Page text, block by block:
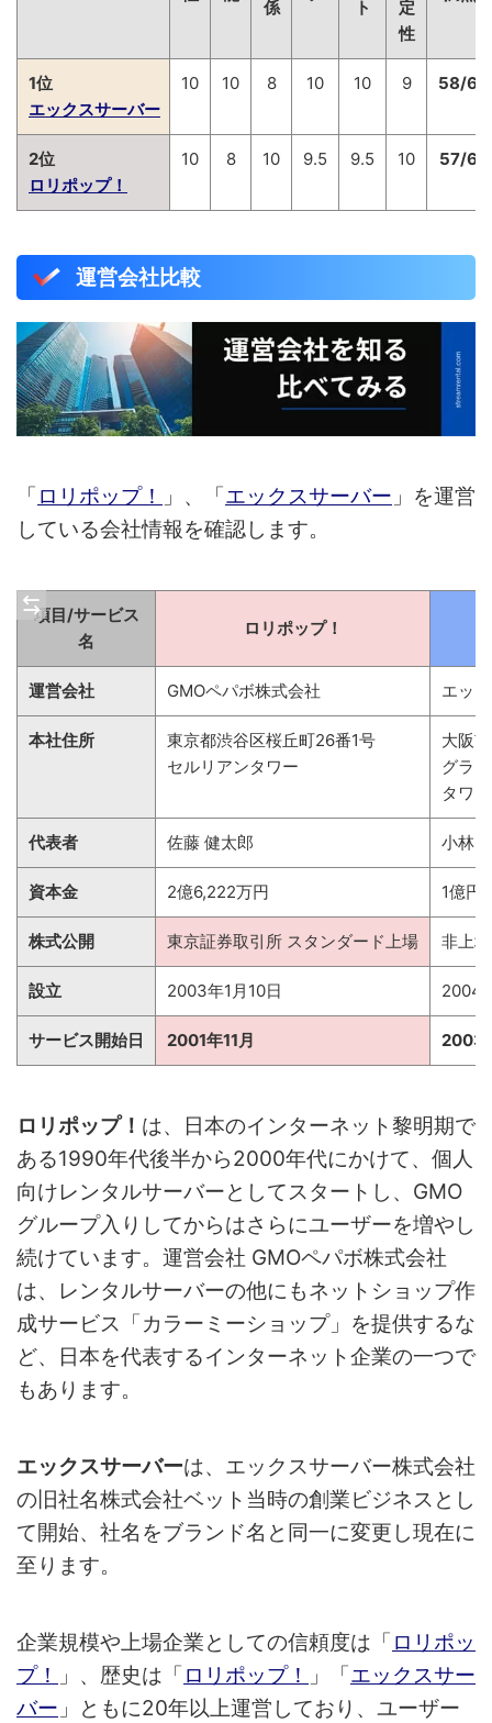
係 ト
定
性
1位
エックスサーバー
10 10 8 10 10 9 58/60
2位
ロリポップ！
10 8 10 9.5 9.5 10 57/60
運営会社比較
「 ロリポップ！ 」、「エックスサーバー 」を運営
している会社情報を確認します。
項目/サービス
名
ロリポップ！
運営会社 GMOペパボ株式会社 エッ
本社住所
東京都渋谷区桜丘町26番1号
セルリアンタワー
大阪
グラ
タワ
代表者 佐藤 健太郎 小林
資本金 2億6,222万円 1億円
株式公開 東京証券取引所 スタンダード上場 非上場
設立 2003年1月10日 2004
サービス開始日 2001年11月 2003
ロリポップ！ は、日本のインターネット黎明期で
ある1990年代後半から2000年代にかけて、個人
向けレンタルサーバーとしてスタートし、GMO
グループ入りしてからはさらにユーザーを増やし
続けています。運営会社 GMOペパボ株式会社
は、レンタルサーバーの他にもネットショップ作
成サービス「カラーミーショップ」を提供するな
ど、日本を代表するインターネット企業の一つで
もあります。
エックスサーバーは、エックスサーバー株式会社
の旧社名株式会社ベット当時の創業ビジネスとし
て開始、社名をブランド名と同一に変更し現在に
至ります。
企業規模や上場企業としての信頼度は「 ロリポッ
プ！
」、歴史は「 ロリポップ！ 」「エックスサー
バー 」ともに20年以上運営しており、ユーザー